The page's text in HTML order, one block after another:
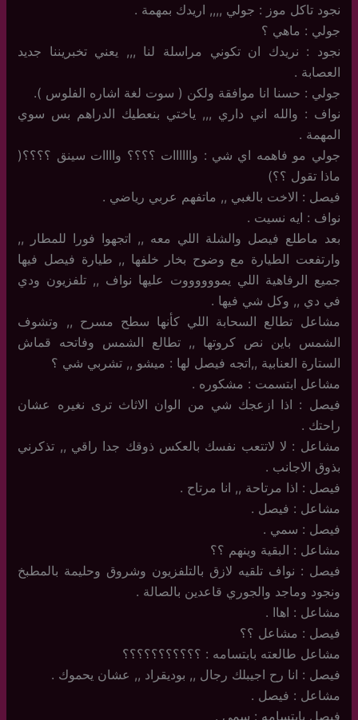
نجود تاكل موز : جولي ,,,, اريدك بمهمة .
جولي : ماهي ؟
نجود : نريدك ان تكوني مراسلة لنا ,,, يعني تخبريننا جديد
العصابة .
جولي : حسنا انا موافقة ولكن ( سوت لغة اشاره الفلوس ).
نواف : والله اني داري ,,, ياختي بنعطيك الدراهم بس سوي
المهمة .
جولي مو فاهمه اي شي : واااااات ؟؟؟؟ واااات سينق ؟؟؟؟(
ماذا تقول ؟؟)
فيصل : الاخت بالغبي ,, ماتفهم عربي رياضي .
نواف : ايه نسيت .
بعد ماطلع فيصل والشلة اللي معه ,, اتجهوا فورا للمطار ,,
وارتفعت الطيارة مع وضوح بخار خلفها ,, طيارة فيصل فيها
جميع الرفاهية اللي يمووووووت عليها نواف ,, تلفزيون ودي
في دي ,, وكل شي فيها .
مشاعل تطالع السحابة اللي كأنها سطح مسرح ,, وتشوف
الشمس باين نص كروتها ,, تطالع الشمس وفاتحه قماش
الستارة العنابية ,,اتجه فيصل لها : ميشو ,, تشربي شي ؟
مشاعل ابتسمت : مشكوره .
فيصل : اذا ازعجك شي من الوان الاثاث ترى نغيره عشان
راحتك .
مشاعل : لا لاتتعب نفسك بالعكس ذوقك جدا راقي ,, تذكرني
بذوق الاجانب .
فيصل : اذا مرتاحة ,, انا مرتاح .
مشاعل : فيصل .
فيصل : سمي .
مشاعل : البقية وينهم ؟؟
فيصل : نواف تلقيه لازق بالتلفزيون وشروق وحليمة بالمطبخ
ونجود وماجد والجوري قاعدين بالصالة .
مشاعل : اهاا .
فيصل : مشاعل ؟؟
مشاعل طالعته بابتسامه : ؟؟؟؟؟؟؟؟؟؟؟
فيصل : انا رح اجيبلك رجال ,, بوديقراد ,, عشان يحموك .
مشاعل : فيصل .
فيصل بابتسامه : سمي .